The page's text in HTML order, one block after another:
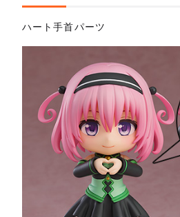
ハート手首パーツ